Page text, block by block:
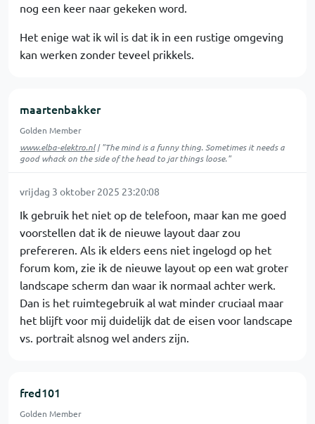
nog een keer naar gekeken word.
Het enige wat ik wil is dat ik in een rustige omgeving
kan werken zonder teveel prikkels.
maartenbakker
Golden Member
www.elba-elektro.nl| "The mind is a funny thing. Sometimes it needs a
good whack on the side of the head to jar things loose."
vrijdag 3 oktober 2025 23:20:08
Ik gebruik het niet op de telefoon, maar kan me goed
voorstellen dat ik de nieuwe layout daar zou
prefereren. Als ik elders eens niet ingelogd op het
forum kom, zie ik de nieuwe layout op een wat groter
landscape scherm dan waar ik normaal achter werk.
Dan is het ruimtegebruik al wat minder cruciaal maar
het blijft voor mij duidelijk dat de eisen voor landscape
vs. portrait alsnog wel anders zijn.
fred101
Golden Member